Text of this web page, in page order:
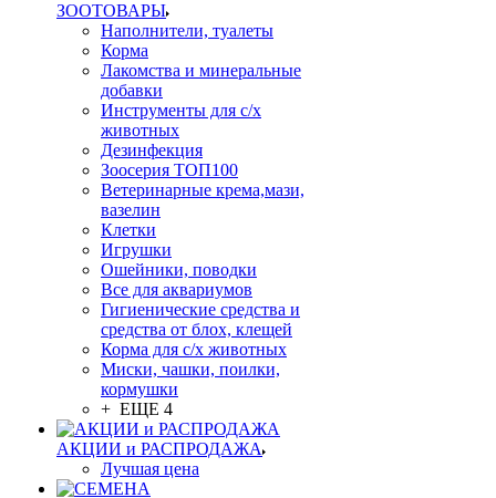
ЗООТОВАРЫ
Наполнители, туалеты
Корма
Лакомства и минеральные
добавки
Инструменты для с/х
животных
Дезинфекция
Зоосерия ТОП100
Ветеринарные крема,мази,
вазелин
Клетки
Игрушки
Ошейники, поводки
Все для аквариумов
Гигиенические средства и
средства от блох, клещей
Корма для с/х животных
Миски, чашки, поилки,
кормушки
+ ЕЩЕ 4
АКЦИИ и РАСПРОДАЖА
Лучшая цена